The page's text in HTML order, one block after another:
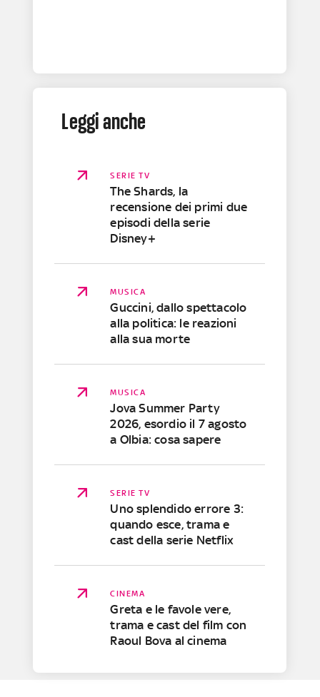
Leggi anche
SERIE TV
The Shards, la
recensione dei primi due
episodi della serie
Disney+
MUSICA
Guccini, dallo spettacolo
alla politica: le reazioni
alla sua morte
MUSICA
Jova Summer Party
2026, esordio il 7 agosto
a Olbia: cosa sapere
SERIE TV
Uno splendido errore 3:
quando esce, trama e
cast della serie Netflix
CINEMA
Greta e le favole vere,
trama e cast del film con
Raoul Bova al cinema